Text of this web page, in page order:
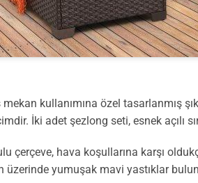
mekan kullanımına özel tasarlanmış
İki adet şezlong seti, esnek açılı
çerçeve, hava koşullarına karşı
üzerinde yumuşak mavi yastıklar